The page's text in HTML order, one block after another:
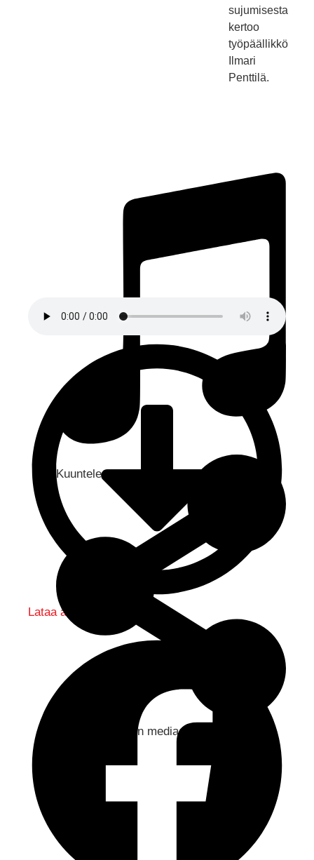
sujumisesta
kertoo
työpäällikkö
Ilmari
Penttilä.
Kuuntele audio...
Lataa audio
Jaa sosiaaliseen mediaan